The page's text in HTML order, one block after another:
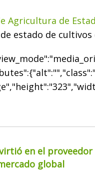
Agricultura de
estado de cultivos
en el proveedor
global